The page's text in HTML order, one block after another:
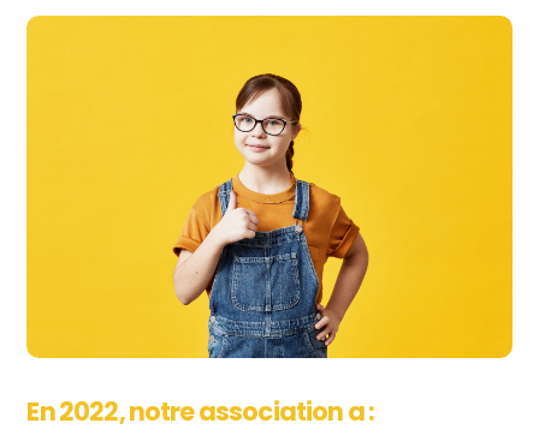
En 2022, notre association a :